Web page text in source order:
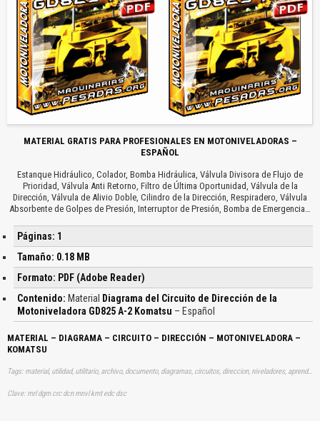
MATERIAL GRATIS PARA PROFESIONALES EN MOTONIVELADORAS –
ESPAÑOL
Estanque Hidráulico, Colador, Bomba Hidráulica, Válvula Divisora de Flujo de
Prioridad, Válvula Anti Retorno, Filtro de Última Oportunidad, Válvula de la
Dirección, Válvula de Alivio Doble, Cilindro de la Dirección, Respiradero, Válvula
Absorbente de Golpes de Presión, Interruptor de Presión, Bomba de Emergencia…
Páginas: 1
Tamaño: 0.18 MB
Formato: PDF (Adobe Reader)
Contenido: Material
Diagrama del Circuito de Dirección de la
Motoniveladora GD825 A-2 Komatsu – Español
MATERIAL – DIAGRAMA – CIRCUITO – DIRECCIÓN – MOTONIVELADORA –
KOMATSU
Tags: material, utilidad, utilitario, archivo, documento, diagramas, circuitos, direccion, niveladores, aprender, descargas
Clave: mrl dgm crc dcn mnvl kmt edc dsc